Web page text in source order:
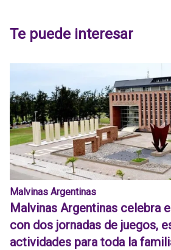
Te puede interesar
Malvinas Argentinas
Malvinas Argentinas celebra
con dos jornadas de juegos,
actividades para toda la